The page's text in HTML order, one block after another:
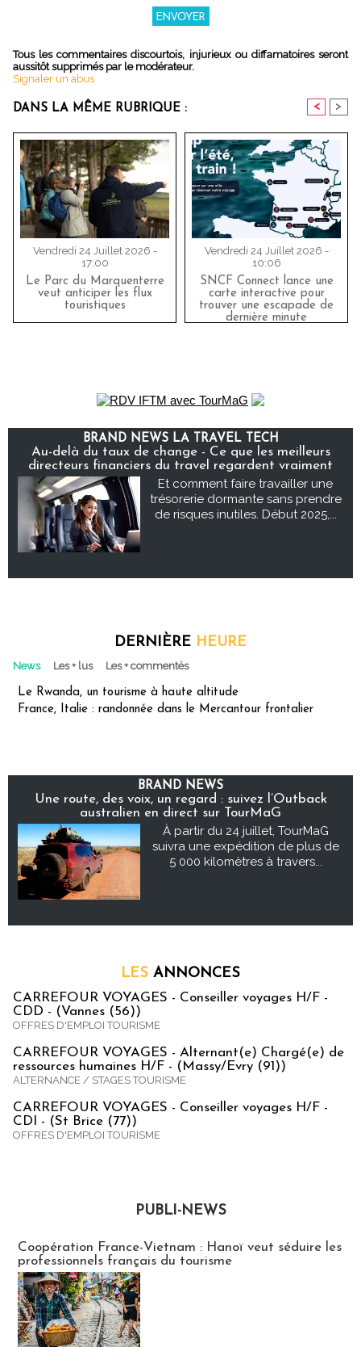
Tous les commentaires discourtois, injurieux ou diffamatoires seront
aussitôt supprimés par le modérateur.
Signaler un abus
DANS LA MÊME RUBRIQUE : < >
Vendredi 24 Juillet 2026 -
17:00
Le Parc du Marquenterre
veut anticiper les flux
touristiques
Vendredi 24 Juillet 2026 -
10:06
SNCF Connect lance une
carte interactive pour
trouver une escapade de
dernière minute
BRAND NEWS LA TRAVEL TECH
Au-delà du taux de change - Ce que les meilleurs
directeurs financiers du travel regardent vraiment
Et comment faire travailler une
trésorerie dormante sans prendre
de risques inutiles. Début 2025,...
DERNIÈRE HEURE
News Les + lus Les + commentés
Le Rwanda, un tourisme à haute altitude
France, Italie : randonnée dans le Mercantour frontalier
BRAND NEWS
Une route, des voix, un regard : suivez l’Outback
australien en direct sur TourMaG
À partir du 24 juillet, TourMaG
suivra une expédition de plus de
5 000 kilomètres à travers...
LES ANNONCES
CARREFOUR VOYAGES - Conseiller voyages H/F -
CDD - (Vannes (56))
OFFRES D'EMPLOI TOURISME
CARREFOUR VOYAGES - Alternant(e) Chargé(e) de
ressources humaines H/F - (Massy/Evry (91))
ALTERNANCE / STAGES TOURISME
CARREFOUR VOYAGES - Conseiller voyages H/F -
CDI - (St Brice (77))
OFFRES D'EMPLOI TOURISME
PUBLI-NEWS
Coopération France-Vietnam : Hanoï veut séduire les
professionnels français du tourisme